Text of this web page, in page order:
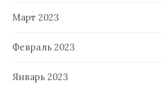
Март 2023
Февраль 2023
Январь 2023